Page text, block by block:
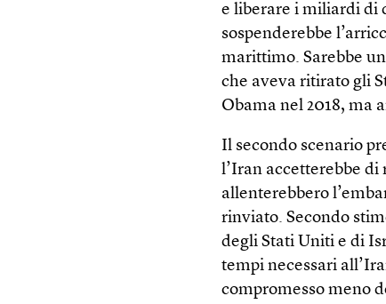
e liberare i miliardi di
sospenderebbe
marittimo. Sarebbe
che aveva ritirato gli
Obama nel 2018, ma
Il secondo scenario
l’Iran accetterebbe
allenterebbero
rinviato. Secondo
degli Stati Uniti e di
tempi necessari
compromesso meno